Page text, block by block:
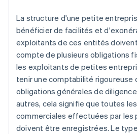
La structure d'une petite
bénéficier de facilités et
exploitants de ces entités
compte de plusieurs obligations
les exploitants de petites
tenir une comptabilité rigoureuse
obligations générales de
autres, cela signifie que toutes
commerciales effectuées par
doivent être enregistrées. Le